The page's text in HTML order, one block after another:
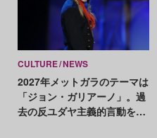
CULTURE NEWS
2027年メットガラのテーマは
「ジョン・ガリアーノ」。過
去の反ユダヤ主義的言動をめ